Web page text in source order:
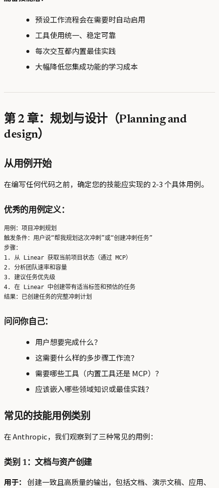
预设工作流程会在需要时自动启用
工具使用统一、稳定可靠
每次交互都内置最佳实践
大幅降低您集成功能的学习成本
第 2 章：规划与设计（Planning and
design）
从用例开始
在编写任何代码之前，确定您的技能应实现的 2-3 个具体用例。
优秀的用例定义：
用例：项目冲刺规划
触发条件：用户说“帮我规划这次冲刺”或“创建冲刺任务”
步骤：
1. 从 Linear 获取当前项目状态（通过 MCP）
2. 分析团队速率和容量
3. 建议任务优先级
4. 在 Linear 中创建带有适当标签和预估的任务
问问你自己：
用户想要完成什么？
这需要什么样的多步骤工作流？
需要哪些工具（内置工具还是 MCP）？
应该嵌入哪些领域知识或最佳实践？
常见的技能用例类别
在 Anthropic，我们观察到了三种常见的用例：
类别 1：文档与资产创建
用于：
创建一致且高质量的输出，包括文档、演示文稿、应用、